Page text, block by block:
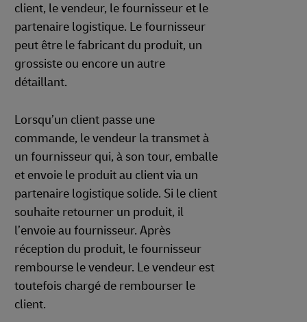
client, le vendeur, le fournisseur et le
partenaire logistique. Le fournisseur
peut être le fabricant du produit, un
grossiste ou encore un autre
détaillant.
Lorsqu’un client passe une
commande, le vendeur la transmet à
un fournisseur qui, à son tour, emballe
et envoie le produit au client via un
partenaire logistique solide. Si le client
souhaite retourner un produit, il
l’envoie au fournisseur. Après
réception du produit, le fournisseur
rembourse le vendeur. Le vendeur est
toutefois chargé de rembourser le
client.